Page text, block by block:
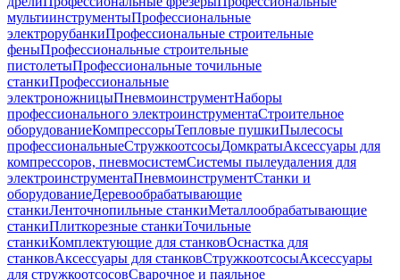
мультиинструментыПрофессиональные
электрорубанкиПрофессиональные строительные
феныПрофессиональные строительные
пистолетыПрофессиональные точильные
станкиПрофессиональные
электроножницыПневмоинструментНаборы
профессионального электроинструментаСтроительное
оборудованиеКомпрессорыТепловые пушкиПылесосы
профессиональныеСтружкоотсосыДомкратыАксессуары для
компрессоров, пневмосистемСистемы пылеудаления для
электроинструментаПневмоинструментСтанки и
оборудованиеДеревообрабатывающие
станкиЛенточнопильные станкиМеталлообрабатывающие
станкиПлиткорезные станкиТочильные
станкиКомплектующие для станковОснастка для
станковАксессуары для станковСтружкоотсосыАксессуары
для стружкоотсосовСварочное и паяльное